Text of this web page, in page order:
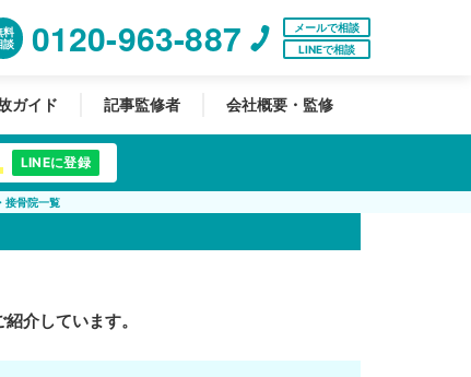
料
談
0120-963-887
メールで相談
LINEで相談
ガイド 記事監修者 会社概要・監修
LINEに登録
接骨院一覧
介しています。